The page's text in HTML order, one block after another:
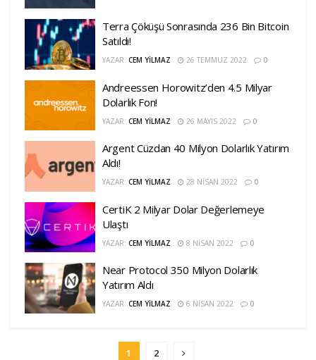
Terra Çöküşü Sonrasında 236 Bin Bitcoin
Satıldı!
YAZAR: CEM YILMAZ 26 TEMMUZ 2022 0
Andreessen Horowitz’den 4.5 Milyar
Dolarlık Fon!
YAZAR: CEM YILMAZ 26 MAYIS 2022 0
Argent Cüzdan 40 Milyon Dolarlık Yatırım
Aldı!
YAZAR: CEM YILMAZ 28 NISAN 2022 0
CertiK 2 Milyar Dolar Değerlemeye
Ulaştı
YAZAR: CEM YILMAZ 8 NISAN 2022 0
Near Protocol 350 Milyon Dolarlık
Yatırım Aldı
YAZAR: CEM YILMAZ 6 NISAN 2022 0
1 2